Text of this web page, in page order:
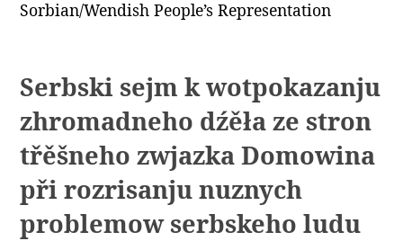
WUBĚRKI
Sorbian/Wendish People’s Representation
Serbski sejm k wotpokazanju
zhromadneho dźěła ze stron
třěšneho zwjazka Domowina
při rozrisanju nuznych
problemow serbskeho ludu